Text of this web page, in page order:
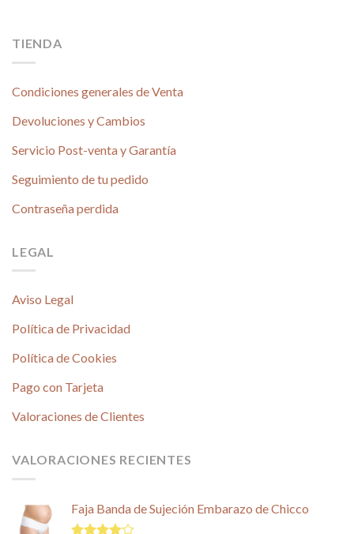
TIENDA
Condiciones generales de Venta
Devoluciones y Cambios
Servicio Post-venta y Garantía
Seguimiento de tu pedido
Contraseña perdida
LEGAL
Aviso Legal
Política de Privacidad
Política de Cookies
Pago con Tarjeta
Valoraciones de Clientes
VALORACIONES RECIENTES
Faja Banda de Sujeción Embarazo de Chicco